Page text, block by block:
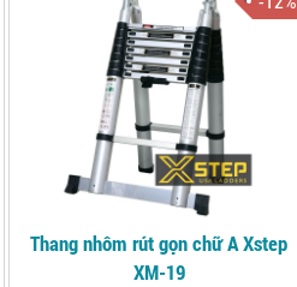
Thang nhôm rút gọn chữ A Xstep
XM-19